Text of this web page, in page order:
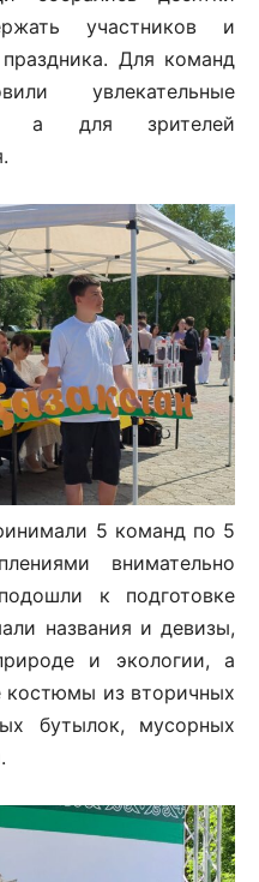
участников и
Для команд
увлекательные
а для зрителей
5 команд по 5
внимательно
к подготовке
названия и девизы,
и экологии, а
костюмы из вторичных
бутылок, мусорных